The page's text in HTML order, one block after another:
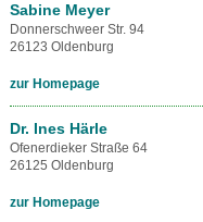
Sabine Meyer
Donnerschweer Str. 94
26123 Oldenburg
zur Homepage
Dr. Ines Härle
Ofenerdieker Straße 64
26125 Oldenburg
zur Homepage